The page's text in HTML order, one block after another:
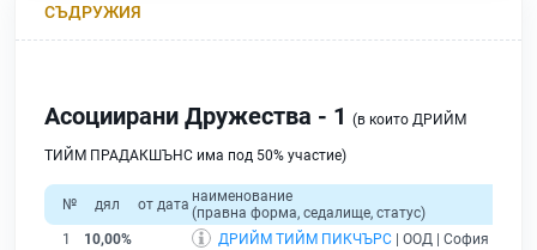
СЪДРУЖИЯ
Асоциирани Дружества - 1 (в които ДРИЙМ
ТИЙМ ПРАДАКШЪНС има под 50% участие)
№ дял от дата наименование
(правна форма, седалище, статус)
1
10,00% ДРИЙМ ТИЙМ ПИКЧЪРС | ООД | София |